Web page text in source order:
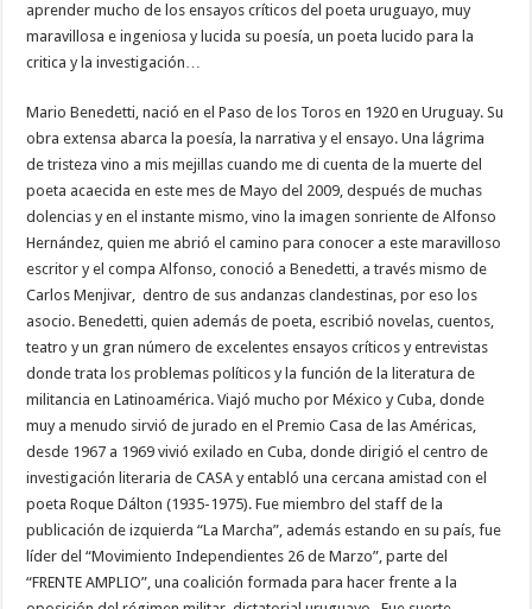
aprender mucho de los ensayos críticos del poeta uruguayo, muy
maravillosa e ingeniosa y lucida su poesía, un poeta lucido para la
critica y la investigación…
Mario Benedetti, nació en el Paso de los Toros en 1920 en Uruguay. Su
obra extensa abarca la poesía, la narrativa y el ensayo. Una lágrima
de tristeza vino a mis mejillas cuando me di cuenta de la muerte del
poeta acaecida en este mes de Mayo del 2009, después de muchas
dolencias y en el instante mismo, vino la imagen sonriente de Alfonso
Hernández, quien me abrió el camino para conocer a este maravilloso
escritor y el compa Alfonso, conoció a Benedetti, a través mismo de
Carlos Menjivar, dentro de sus andanzas clandestinas, por eso los
asocio. Benedetti, quien además de poeta, escribió novelas, cuentos,
teatro y un gran número de excelentes ensayos críticos y entrevistas
donde trata los problemas políticos y la función de la literatura de
militancia en Latinoamérica. Viajó mucho por México y Cuba, donde
muy a menudo sirvió de jurado en el Premio Casa de las Américas,
desde 1967 a 1969 vivió exilado en Cuba, donde dirigió el centro de
investigación literaria de CASA y entabló una cercana amistad con el
poeta Roque Dálton (1935-1975). Fue miembro del staff de la
publicación de izquierda “La Marcha”, además estando en su país, fue
líder del “Movimiento Independientes 26 de Marzo”, parte del
“FRENTE AMPLIO”, una coalición formada para hacer frente a la